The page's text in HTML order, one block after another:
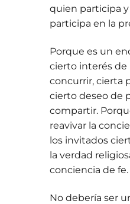
quien participa
participa en la
Porque es un
cierto interés de
concurrir, cierta
cierto deseo de
compartir.
reavivar la
los invitados
la verdad
conciencia de fe.
No debería ser